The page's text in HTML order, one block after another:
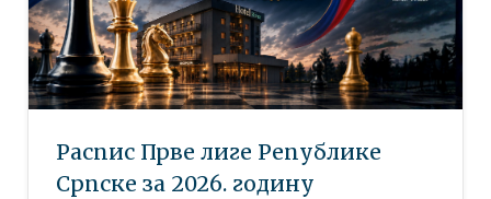
Распис Прве лиге Републике
Српске за 2026. годину